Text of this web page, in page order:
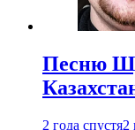
Песню
2 года спустя2